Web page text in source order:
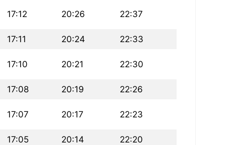
17:12 20:26 22:37
17:11 20:24 22:33
17:10 20:21 22:30
17:08 20:19 22:26
17:07 20:17 22:23
17:05 20:14 22:20